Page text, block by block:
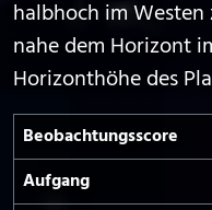
halbhoch im
nahe dem Horizont
Horizonthöhe des
Beobachtungs­score
Aufgang